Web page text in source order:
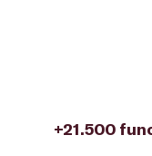
+21.500